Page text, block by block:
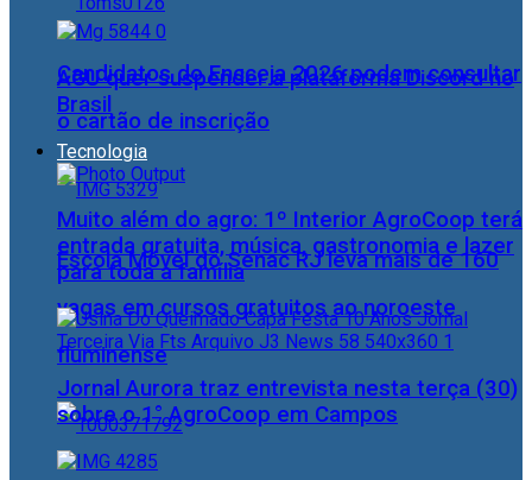
Candidatos do Encceja 2026 podem consultar
o cartão de inscrição
Escola Móvel do Senac RJ leva mais de 160
vagas em cursos gratuitos ao noroeste
fluminense
AGU quer suspender a plataforma Discord no
Brasil
Tecnologia
Muito além do agro: 1º Interior AgroCoop terá
entrada gratuita, música, gastronomia e lazer
para toda a família
Jornal Aurora traz entrevista nesta terça (30)
sobre o 1° AgroCoop em Campos